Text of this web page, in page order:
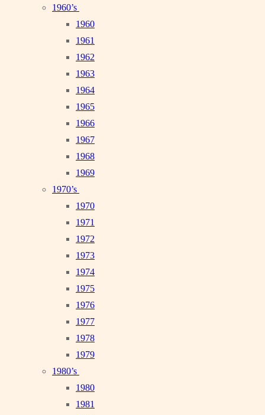
1960’s
1960
1961
1962
1963
1964
1965
1966
1967
1968
1969
1970’s
1970
1971
1972
1973
1974
1975
1976
1977
1978
1979
1980’s
1980
1981